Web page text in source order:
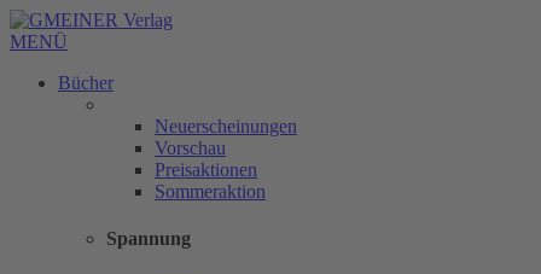
MENÜ
Bücher
Neuerscheinungen
Vorschau
Preisaktionen
Sommeraktion
Spannung